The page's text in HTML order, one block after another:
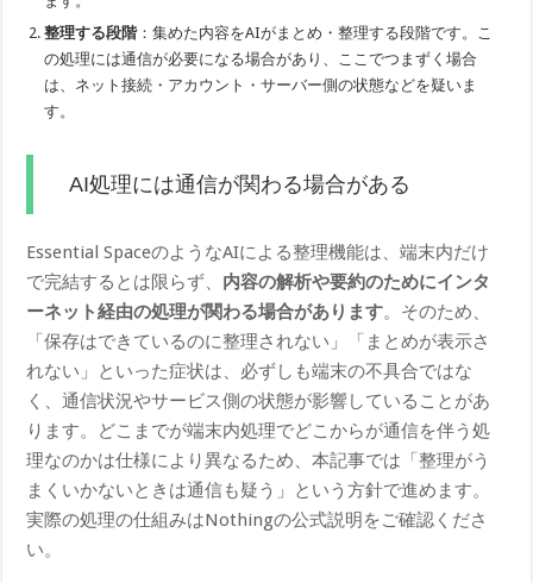
整理する段階：集めた内容をAIがまとめ・整理する段階です。こ
の処理には通信が必要になる場合があり、ここでつまずく場合
は、ネット接続・アカウント・サーバー側の状態などを疑いま
す。
AI処理には通信が関わる場合がある
Essential SpaceのようなAIによる整理機能は、端末内だけ
で完結するとは限らず、 内容の解析や要約のためにインタ
ーネット経由の処理が関わる場合があります。そのため、
「保存はできているのに整理されない」「まとめが表示さ
れない」といった症状は、必ずしも端末の不具合ではな
く、通信状況やサービス側の状態が影響していることがあ
ります。どこまでが端末内処理でどこからが通信を伴う処
理なのかは仕様により異なるため、本記事では「整理がう
まくいかないときは通信も疑う」という方針で進めます。
実際の処理の仕組みはNothingの公式説明をご確認くださ
い。